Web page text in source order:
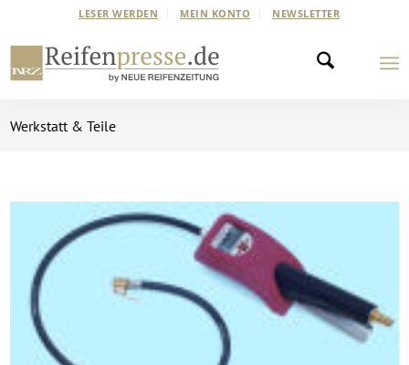
LESER WERDEN MEIN KONTO NEWSLETTER
Werkstatt & Teile